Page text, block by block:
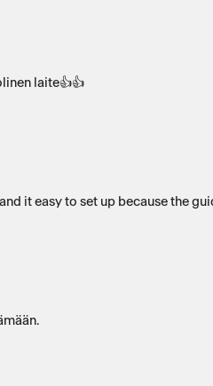
laite👍👍
kind of watch. So i enjoy using it and it easy to
pitämään.